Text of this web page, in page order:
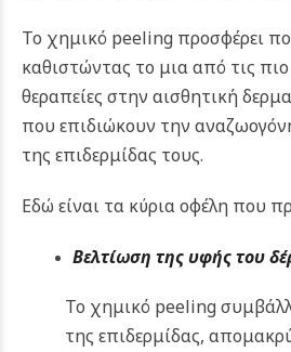
Το χημικό peeling προσφέρει
καθιστώντας το μια από τις πιο
θεραπείες στην αισθητική
που επιδιώκουν την
της επιδερμίδας τους.
Εδώ είναι τα κύρια οφέλη που
Βελτίωση της υφής του
Το χημικό peeling
της επιδερμίδας,